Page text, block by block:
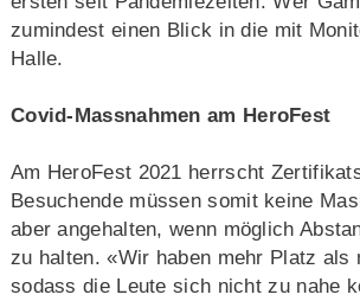
zumindest einen Blick in die mit
Halle.
Covid-Massnahmen am HeroFest
Am HeroFest 2021 herrscht
Besuchende müssen somit keine
aber angehalten, wenn möglich
zu halten. «Wir haben mehr Platz als
sodass die Leute sich nicht zu nahe